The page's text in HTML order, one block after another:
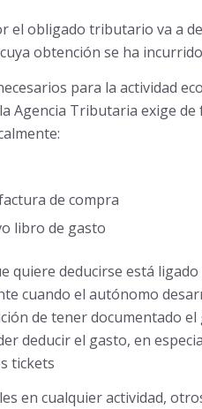
el obligado tributario va a
obtención se ha
para la actividad
Agencia Tributaria exige
de compra
libro de gasto
deducirse está
cuando el autónomo
de tener documentado
deducir el gasto, en
tickets
en cualquier actividad,